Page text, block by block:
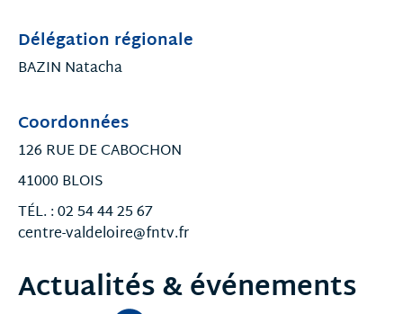
Délégation régionale
BAZIN Natacha
Coordonnées
126 RUE DE CABOCHON
41000 BLOIS
TÉL. : 02 54 44 25 67
centre-valdeloire@fntv.fr
Actualités & événements